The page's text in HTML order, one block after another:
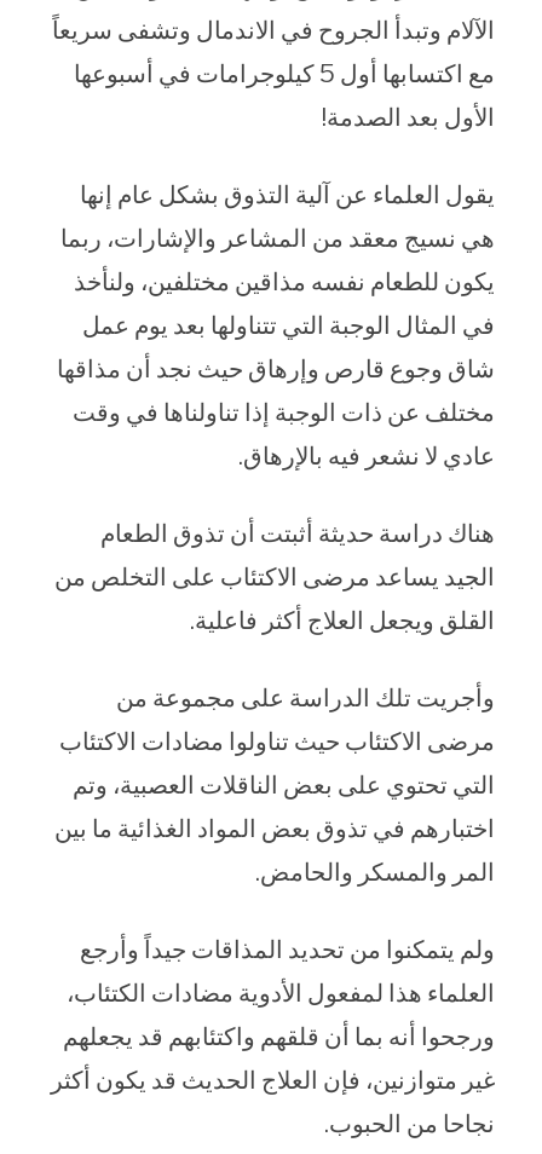
الآلام وتبدأ الجروح في الاندمال وتشفى سريعاً
مع اكتسابها أول 5 كيلوجرامات في أسبوعها
الأول بعد الصدمة!
يقول العلماء عن آلية التذوق بشكل عام إنها
هي نسيج معقد من المشاعر والإشارات، ربما
يكون للطعام نفسه مذاقين مختلفين، ولنأخذ
في المثال الوجبة التي تتناولها بعد يوم عمل
شاق وجوع قارص وإرهاق حيث نجد أن مذاقها
مختلف عن ذات الوجبة إذا تناولناها في وقت
عادي لا نشعر فيه بالإرهاق.
هناك دراسة حديثة أثبتت أن تذوق الطعام
الجيد يساعد مرضى الاكتئاب على التخلص من
القلق ويجعل العلاج أكثر فاعلية.
وأجريت تلك الدراسة على مجموعة من
مرضى الاكتئاب حيث تناولوا مضادات الاكتئاب
التي تحتوي على بعض الناقلات العصبية، وتم
اختبارهم في تذوق بعض المواد الغذائية ما بين
المر والمسكر والحامض.
ولم يتمكنوا من تحديد المذاقات جيداً وأرجع
العلماء هذا لمفعول الأدوية مضادات الكتئاب،
ورجحوا أنه بما أن قلقهم واكتئابهم قد يجعلهم
غير متوازنين، فإن العلاج الحديث قد يكون أكثر
نجاحا من الحبوب.